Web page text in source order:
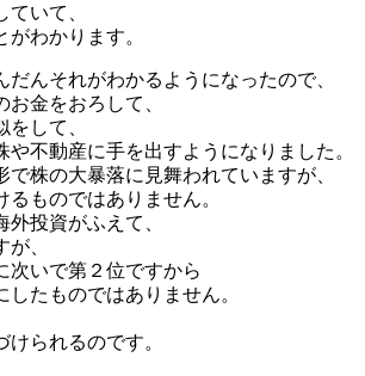
いて、
わかります。
だんそれがわかるようになったので、
金をおろして、
して、
不動産に手を出すようになりました。
株の大暴落に見舞われていますが、
ものではありません。
投資がふえて、
、
次いで第２位ですから
たものではありません。
られるのです。